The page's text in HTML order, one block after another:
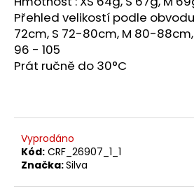
Přehled velikostí podle
72cm, S 72-80cm, M 80-
96 - 105
Prát ručně do 30°C
Vyprodáno
Kód: CRF_26907_1_1
Značka:Silva
j
e
m
e
CRAFT
TRAIL
PRO